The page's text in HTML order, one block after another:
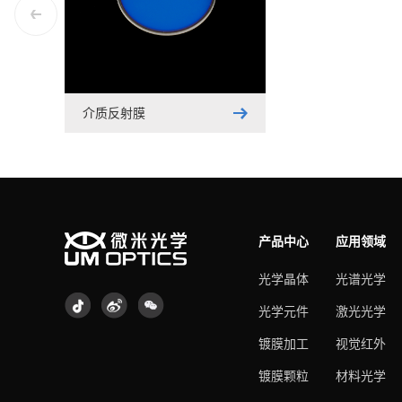
介质反射膜
产品中心
光学晶体
光学元件
镀膜加工
镀膜颗粒
应用领域
光谱光学
激光光学
视觉红外
材料光学